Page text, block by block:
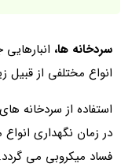
سردخانه ها،
انواع مختلفی از قبیل
استفاده از سردخانه
در زمان نگهداری
فساد میکروبی می گردد.